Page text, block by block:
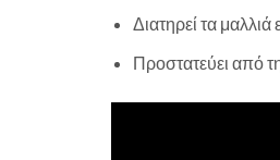
Διατηρεί τα
Προστατεύει από